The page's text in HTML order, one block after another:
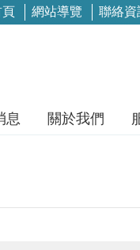
頁 網站導覽 聯絡資
息 關於我們